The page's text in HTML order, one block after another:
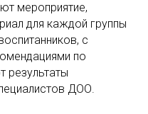
мероприятие,
для каждой группы
с
по
результаты
ДОО.